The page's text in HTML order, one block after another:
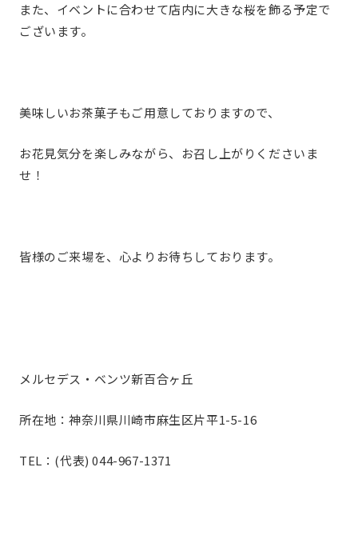
また、イベントに合わせて店内に大きな桜を飾る予定で
ございます。
美味しいお茶菓子もご用意しておりますので、
お花見気分を楽しみながら、お召し上がりくださいま
せ！
皆様のご来場を、心よりお待ちしております。
メルセデス・ベンツ新百合ヶ丘
所在地：神奈川県川崎市麻生区片平1-5-16
TEL：(代表) 044-967-1371